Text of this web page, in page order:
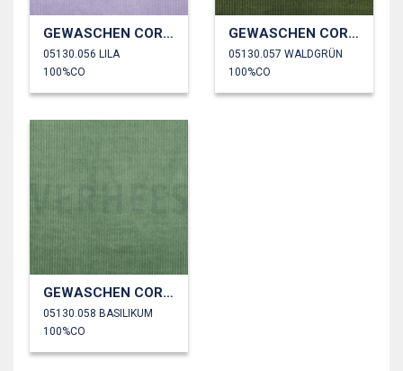
GEWASCHEN CORD 4.5W
05130.056 LILA
100%CO
GEWASCHEN CORD 4.5W
05130.057 WALDGRÜN
100%CO
GEWASCHEN CORD 4.5W
05130.058 BASILIKUM
100%CO